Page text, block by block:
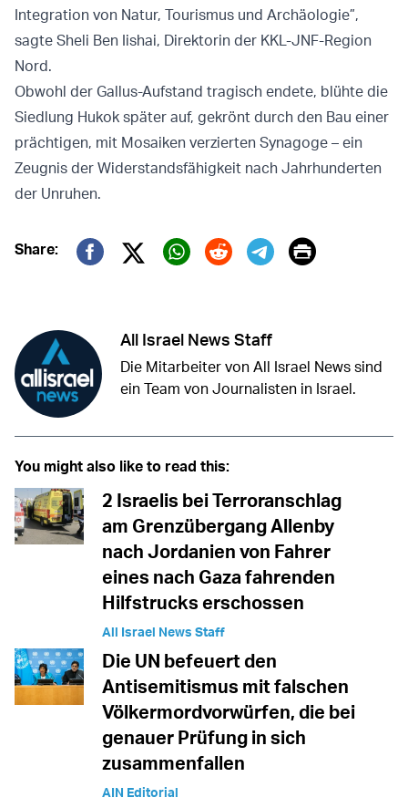
Integration von Natur, Tourismus und Archäologie”,
sagte Sheli Ben Iishai, Direktorin der KKL-JNF-Region
Nord.
Obwohl der Gallus-Aufstand tragisch endete, blühte die
Siedlung Hukok später auf, gekrönt durch den Bau einer
prächtigen, mit Mosaiken verzierten Synagoge – ein
Zeugnis der Widerstandsfähigkeit nach Jahrhunderten
der Unruhen.
Share: Print
All Israel News Staff
Die Mitarbeiter von All Israel News sind
ein Team von Journalisten in Israel.
You might also like to read this:
2 Israelis bei Terroranschlag
am Grenzübergang Allenby
nach Jordanien von Fahrer
eines nach Gaza fahrenden
Hilfstrucks erschossen
All Israel News Staff
Die UN befeuert den
Antisemitismus mit falschen
Völkermordvorwürfen, die bei
genauer Prüfung in sich
zusammenfallen
AIN Editorial